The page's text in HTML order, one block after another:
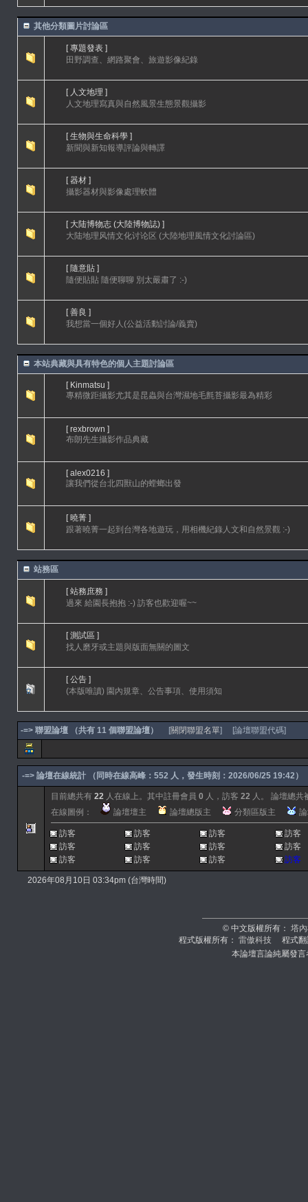
其他分類圖片討論區
[ 專題發表 ]
田野調查、網路聚會、旅遊影像紀錄
[ 人文地理 ]
人文地理寫真與自然風景生態景觀攝影
[ 生物與生命科學 ]
新聞與新知報導評論與轉譯
[ 器材 ]
攝影器材與影像處理軟體
[ 大陆博物志 (大陸博物誌) ]
大陆地理风情文化讨论区 (大陸地理風情文化討論區)
[ 隨意貼 ]
隨便貼貼 隨便聊聊 別太嚴肅了 :-)
[ 善良 ]
我想當一個好人(公益活動討論/義賣)
本站典藏與具有特色的個人主題討論區
[ Kinmatsu ]
專精微距攝影尤其是昆蟲與台灣濕地毛氈苔攝影最為精彩
[ rexbrown ]
布朗先生攝影作品典藏
[ alex0216 ]
讓我們從台北四獸山的螳螂出發
[ 曉菁 ]
跟著曉菁一起到台灣各地遊玩，用相機紀錄人文和自然景觀 :-)
站務區
[ 站務庶務 ]
過來 給園長抱抱 :-) 訪客也歡迎喔~~
[ 測試區 ]
找人磨牙或主題與版面無關的圖文
[ 公告 ]
(本版唯讀) 園內規章、公告事項、使用須知
-=> 聯盟論壇 （共有 11 個聯盟論壇） [關閉聯盟名單] [論壇聯盟代碼
-=> 論壇在線統計 （同時在線高峰：552 人，發生時刻：2026/06/25 19:42）
目前總共有 22人在線上。其中註冊會員 0 人，訪客 22 人。 論壇總共
在線圖例：
論壇壇主 論壇總版主 分類區版主
訪客 訪客 訪客
訪客
訪客
訪客 訪客
訪客
訪客
訪客 訪客 訪客
2026年08月10日 03:34pm (台灣時間)
© 中文版權所有： 塔
程式版權所有： 雷傲科技程式翻
本論壇言論純屬發